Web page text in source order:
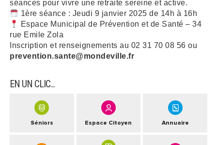
séances pour vivre une retraite sereine et active.
1ère séance : Jeudi 9 janvier 2025 de 14h à 16h
Espace Municipal de Prévention et de Santé – 34
rue Emile Zola
Inscription et renseignements au 02 31 70 08 56 ou
prevention.sante@mondeville.fr
EN UN CLIC...
Séniors Espace Citoyen Annuaire